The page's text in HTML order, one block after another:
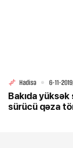
Hadisə 6-11-
Bakıda
sürücü qəza